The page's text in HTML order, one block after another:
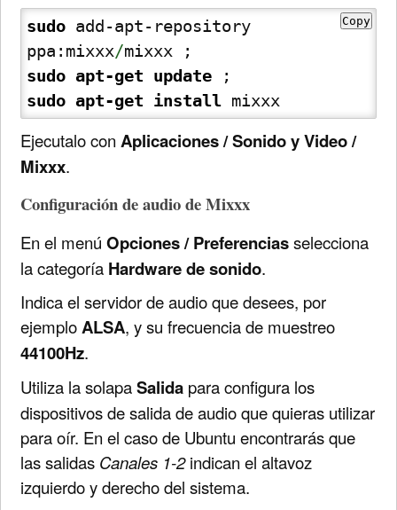
sudo add-apt-repository
ppa:mixxx/
sudo apt-get update
sudo apt-get install mixxx
Copy
Ejecutalo con Aplicaciones / Sonido y Video /
Mixxx.
Configuración de audio de Mixxx
En el menúOpciones / Preferenciasselecciona
la categoría Hardware de sonido.
Indica el servidor de audio que desees, por
ejemploALSA, y su frecuencia de muestreo
44100Hz.
Utiliza la solapaSalida para configura los
dispositivos de salida de audio que quieras utilizar
para oír. En el caso de Ubuntu encontrarás que
las salidas Canales 1-2indican el altavoz
izquierdo y derecho del sistema.